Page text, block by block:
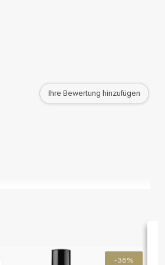
Ihre Bewertung hinzufügen
-36%